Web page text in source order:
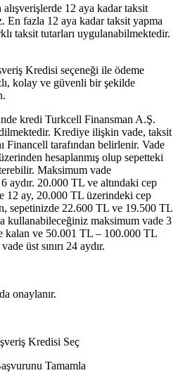
12 aya kadar taksit
En fazla 12 aya kadar taksit yapma
taksit tutarları uygulanabilmektedir.
Kredisi seçeneği ile ödeme
kolay ve güvenli bir şekilde
kredi Turkcell Finansman A.Ş.
Krediye ilişkin vade, taksit
Financell tarafından belirlenir. Vade
hesaplanmış olup sepetteki
Maksimum vade
aydır. 20.000 TL ve altındaki cep
12 ay, 20.000 TL üzerindeki cep
sepetinizde 22.600 TL ve 19.500 TL
kullanabileceğiniz maksimum vade 3
kalan ve 50.001 TL – 100.000 TL
üst sınırı 24 aydır.
onaylanır.
Kredisi Seç
Tamamla